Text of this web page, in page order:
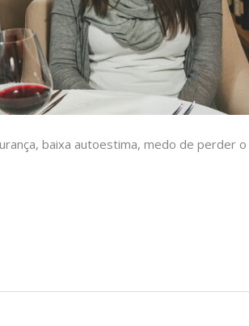
baixa autoestima, medo de perder o